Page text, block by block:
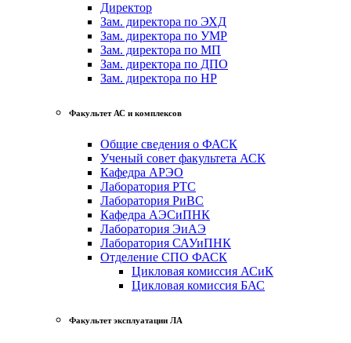
Директор
Зам. директора по ЭХД
Зам. директора по УМР
Зам. директора по МП
Зам. директора по ДПО
Зам. директора по НР
Факультет АС и комплексов
Общие сведения о ФАСК
Ученый совет факультета АСК
Кафедра АРЭО
Лаборатория РТС
Лаборатория РиВС
Кафедра АЭСиПНК
Лаборатория ЭиАЭ
Лаборатория САУиПНК
Отделение СПО ФАСК
Цикловая комиссия АСиК
Цикловая комиссия БАС
Факультет эксплуатации ЛА